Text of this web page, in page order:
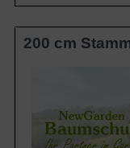
200 cm